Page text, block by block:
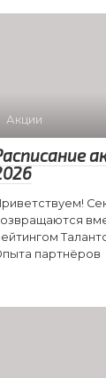
Акции
партнёров